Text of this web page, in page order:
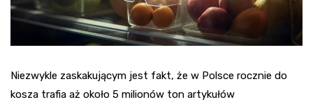
Niezwykle zaskakującym jest fakt, że w Polsce rocznie do
kosza trafia aż około 5 milionów ton artykułów